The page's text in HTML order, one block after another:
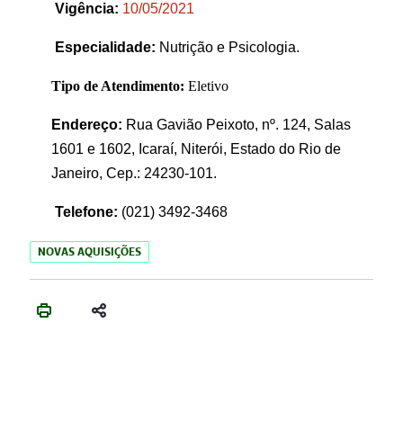
Vigência: 10/05/2021
Especialidade: Nutrição e Psicologia.
Tipo de Atendimento: Eletivo
Endereço: Rua Gavião Peixoto, nº. 124, Salas
1601 e 1602, Icaraí, Niterói, Estado do Rio de
Janeiro, Cep.: 24230-101.
Telefone: (021) 3492-3468
NOVAS AQUISIÇÕES